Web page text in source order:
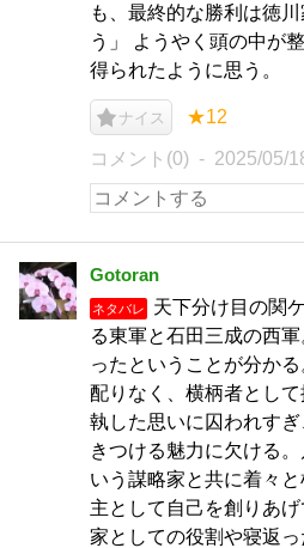
も、最終的な勝利は徳
う」 ようやく頭の中が
得られたように思う。
ナイス ★12
コメント(0) 2025/05/
Gotoran
ネタバレ
天下分け目の関
る東軍と石田三成の西
ったということが分か
配りなく、横柄者とし
執した思いに囚われす
きつける魅力に欠ける
いう謀略家と共に着々
主として自己を創りあ
家としての役割や寝返